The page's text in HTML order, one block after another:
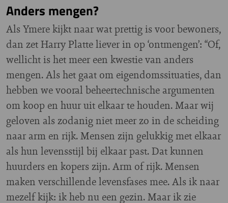
Anders mengen?
Als Ymere kijkt naar wat prettig is voor bewoners,
dan zet Harry Platte liever in op ‘ontmengen’: “Of,
wellicht is het meer een kwestie van anders
mengen. Als het gaat om eigendomssituaties, dan
hebben we vooral beheertechnische argumenten
om koop en huur uit elkaar te houden. Maar wij
geloven als zodanig niet meer zo in de scheiding
naar arm en rijk. Mensen zijn gelukkig met elkaar
als hun levensstijl bij elkaar past. Dat kunnen
huurders en kopers zijn. Arm of rijk. Mensen
maken verschillende levensfases mee. Als ik naar
mezelf kijk: ik heb nu een gezin. Maar ik zie